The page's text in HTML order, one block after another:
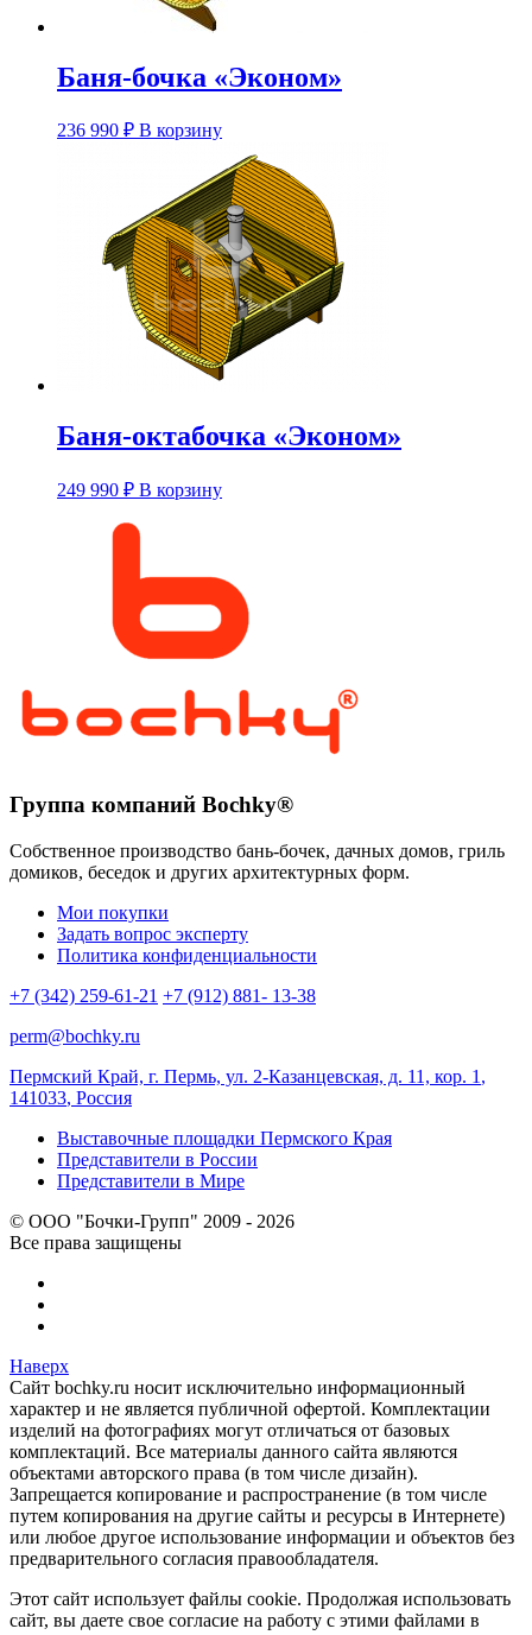
Баня-бочка «Эконом»
236 990 ₽ В корзинуЭтот
имеет
несколько
вариаций.
Опции
можно
выбрать
на
странице
товара.
Баня-октабочка «Эконом»
249 990 ₽ В корзинуЭтот
Опции
можно
выбрать
на
товара.
Группа компаний Bochky®
Собственное производство бань-бочек, дачных домов, гриль
домиков, беседок и других архитектурных форм.
Мои покупки
Задать вопрос эксперту
Политика конфиденциальности
+7 (342) 259-61-21 +7 (912) 881- 13-38
perm@bochky.ru
Пермский Край, г. Пермь, ул. 2-Казанцевская, д. 11, кор. 1 ,
141033, Россия
Выставочные площадки Пермского Края
Представители в России
Представители в Мире
© ООО "Бочки-Групп" 2009 - 2026
Все права защищены
Наверх
Сайт bochky.ru носит исключительно информационный
характер и не является публичной офертой. Комплектации
изделий на фотографиях могут отличаться от базовых
комплектаций. Все материалы данного сайта являются
объектами авторского права (в том числе дизайн).
Запрещается копирование и распространение (в том числе
путем копирования на другие сайты и ресурсы в Интернете)
или любое другое использование информации и объектов без
предварительного согласия правообладателя.
Этот сайт использует файлы cookie. Продолжая использовать
сайт, вы даете свое согласие на работу с этими файлами в